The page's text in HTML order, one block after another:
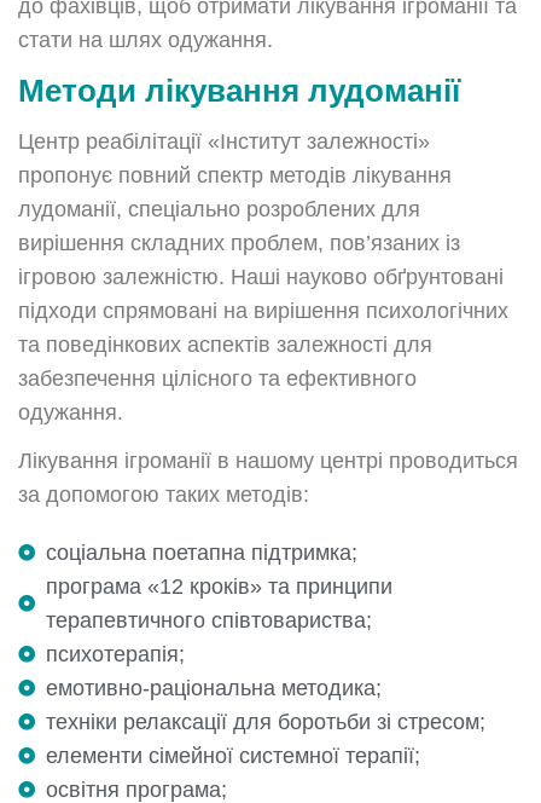
до фахівців, щоб отримати лікування ігроманії та
стати на шлях одужання.
Методи лікування лудоманії
Центр реабілітації «Інститут залежності»
пропонує повний спектр методів лікування
лудоманії, спеціально розроблених для
вирішення складних проблем, пов’язаних із
ігровою залежністю. Наші науково обґрунтовані
підходи спрямовані на вирішення психологічних
та поведінкових аспектів залежності для
забезпечення цілісного та ефективного
одужання.
Лікування ігроманії в нашому центрі проводиться
за допомогою таких методів:
соціальна поетапна підтримка;
програма «12 кроків» та принципи
терапевтичного співтовариства;
психотерапія;
емотивно-раціональна методика;
техніки релаксації для боротьби зі стресом;
елементи сімейної системної терапії;
освітня програма;
Залиште вашу заявку
Ваше І'мя: